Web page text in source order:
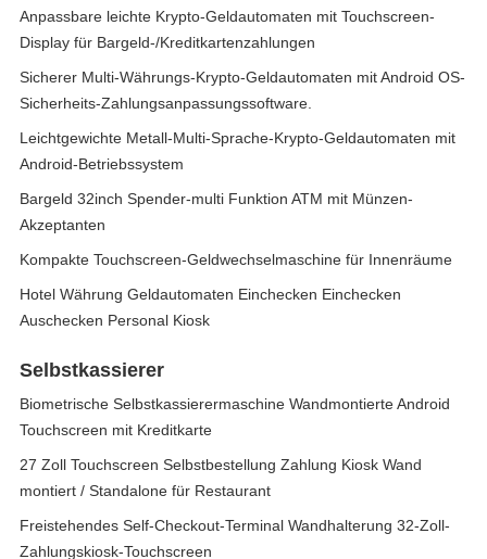
Anpassbare leichte Krypto-Geldautomaten mit Touchscreen-
Display für Bargeld-/Kreditkartenzahlungen
Sicherer Multi-Währungs-Krypto-Geldautomaten mit Android OS-
Sicherheits-Zahlungsanpassungssoftware.
Leichtgewichte Metall-Multi-Sprache-Krypto-Geldautomaten mit
Android-Betriebssystem
Bargeld 32inch Spender-multi Funktion ATM mit Münzen-
Akzeptanten
Kompakte Touchscreen-Geldwechselmaschine für Innenräume
Hotel Währung Geldautomaten Einchecken Einchecken
Auschecken Personal Kiosk
Selbstkassierer
Biometrische Selbstkassierermaschine Wandmontierte Android
Touchscreen mit Kreditkarte
27 Zoll Touchscreen Selbstbestellung Zahlung Kiosk Wand
montiert / Standalone für Restaurant
Freistehendes Self-Checkout-Terminal Wandhalterung 32-Zoll-
Zahlungskiosk-Touchscreen